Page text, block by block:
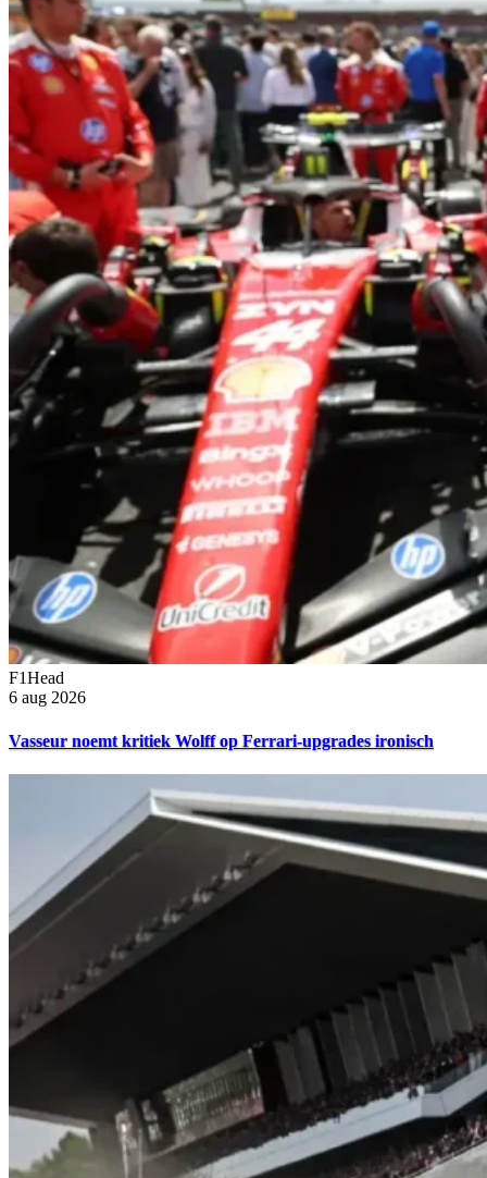
F1Head
6 aug 2026
Vasseur noemt kritiek Wolff op Ferrari-upgrades ironisch